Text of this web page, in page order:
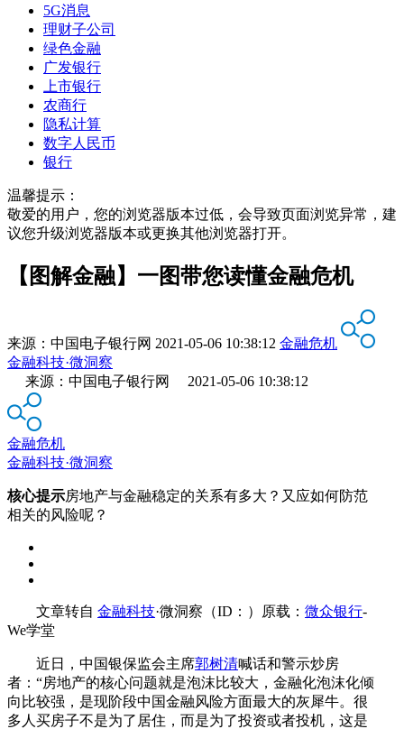
5G消息
理财子公司
绿色金融
广发银行
上市银行
农商行
隐私计算
数字人民币
银行
温馨提示：
敬爱的用户，您的浏览器版本过低，会导致页面浏览异常，建
议您升级浏览器版本或更换其他浏览器打开。
【图解金融】一图带您读懂金融危机
来源： 中国电子银行网 2021-05-06 10:38:12 金融危机
金融科技·微洞察
来源：中国电子银行网 2021-05-06 10:38:12
金融危机
金融科技·微洞察
核心提示房地产与金融稳定的关系有多大？又应如何防范
相关的风险呢？
文章转自 金融科技·微洞察（ID：）原载： 微众银行-
We学堂
近日，中国银保监会主席郭树清喊话和警示炒房
者：“房地产的核心问题就是泡沫比较大，金融化泡沫化倾
向比较强，是现阶段中国金融风险方面最大的灰犀牛。很
多人买房子不是为了居住，而是为了投资或者投机，这是